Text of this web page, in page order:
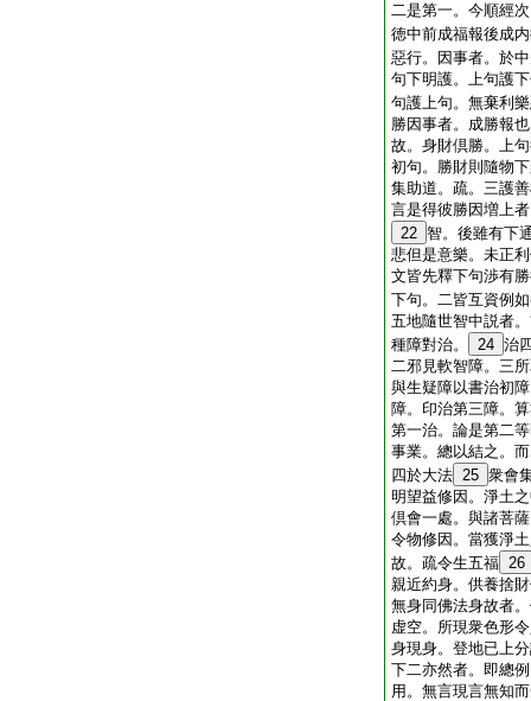
二是第一。今順經
徳中前成福報後成
惡行。因事者。於
句下明護。上句護
句護上句。無棄利
勝因事者。成勝報
故。身財倶勝。上
初句。勝財則隨物
集助道。疏。三護
言是得彼勝因増上
22 智。後雖有下
悲但是意樂。未正
文皆先釋下句渉有
下句。二皆互資例
五地隨世智中説者
種障對治。
24 治
二邪見軟智障。三
與生疑障以書治初
障。印治第三障。
第一治。論是第二
事業。總以結之。
四於大法 25 衆會
明望益修因。淨土
倶會一處。與諸菩
令物修因。當獲淨
故。疏令生五福 26
親近約身。供養捨
無身同佛法身故者
虚空。所現衆色形
身現身。登地已上
下二亦然者。即總
用。無言現言無知